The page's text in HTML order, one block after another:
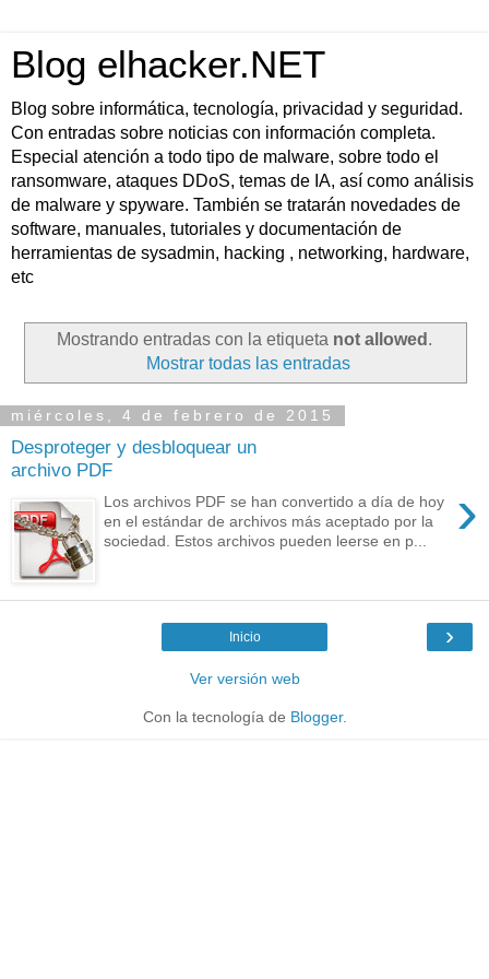
Blog elhacker.NET
Blog sobre informática, tecnología, privacidad y seguridad.
Con entradas sobre noticias con información completa.
Especial atención a todo tipo de malware, sobre todo el
ransomware, ataques DDoS, temas de IA, así como análisis
de malware y spyware. También se tratarán novedades de
software, manuales, tutoriales y documentación de
herramientas de sysadmin, hacking , networking, hardware,
etc
Mostrando entradas con la etiqueta not allowed .
Mostrar todas las entradas
miércoles, 4 de febrero de 2015
Desproteger y desbloquear un
archivo PDF
›
Los archivos PDF se han convertido a día de hoy
en el estándar de archivos más aceptado por la
sociedad. Estos archivos pueden leerse en p...
›
Inicio
Ver versión web
Con la tecnología de Blogger.